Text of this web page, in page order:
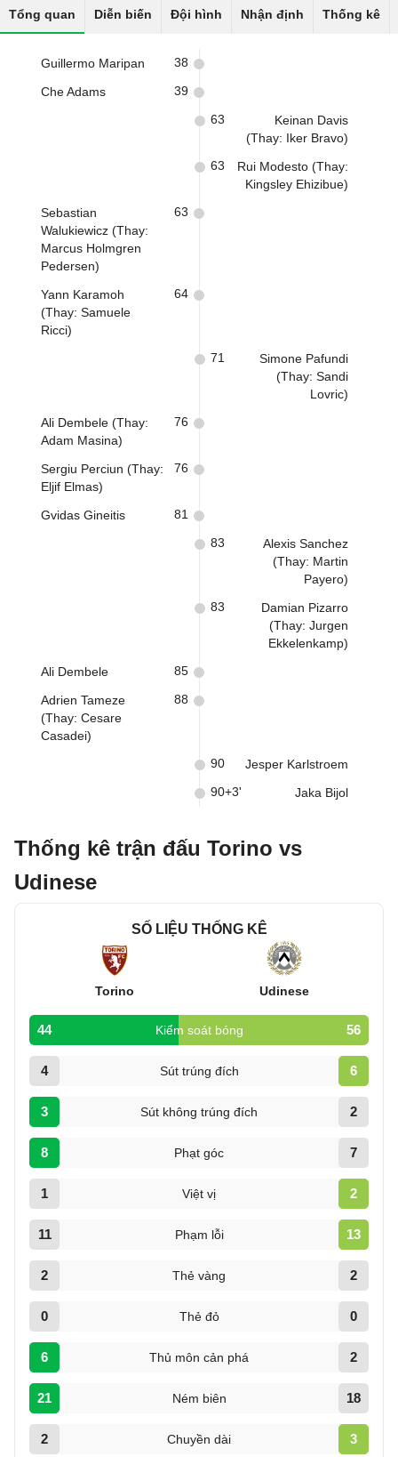
Tổng quan Diễn biến Đội hình Nhận định Thống kê
Guillermo Maripan 38
Che Adams 39
Keinan Davis
(Thay: Iker Bravo)
63
Rui Modesto (Thay:
Kingsley Ehizibue)
63
Sebastian
Walukiewicz (Thay:
Marcus Holmgren
Pedersen)
63
Yann Karamoh
(Thay: Samuele
Ricci)
64
Simone Pafundi
(Thay: Sandi
Lovric)
71
Ali Dembele (Thay:
Adam Masina)
76
Sergiu Perciun (Thay:
Eljif Elmas)
76
Gvidas Gineitis 81
Alexis Sanchez
(Thay: Martin
Payero)
83
Damian Pizarro
(Thay: Jurgen
Ekkelenkamp)
83
Ali Dembele 85
Adrien Tameze
(Thay: Cesare
Casadei)
88
Jesper Karlstroem
90
Jaka Bijol
90+3'
Thống kê trận đấu Torino vs
Udinese
SỐ LIỆU THỐNG KÊ
Torino Udinese
44 Kiểm soát bóng 56
4 Sút trúng đích 6
3 Sút không trúng đích 2
8 Phạt góc 7
1 Việt vị 2
11 Phạm lỗi 13
2 Thẻ vàng 2
0 Thẻ đỏ 0
6 Thủ môn cản phá 2
21 Ném biên 18
2 Chuyền dài 3